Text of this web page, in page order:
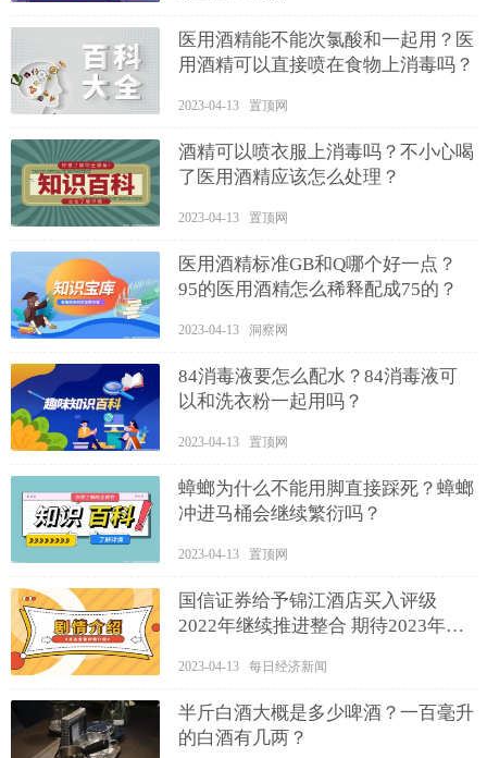
医用酒精能不能次氯酸和一起用？医
用酒精可以直接喷在食物上消毒吗？
2023-04-13 置顶网
酒精可以喷衣服上消毒吗？不小心喝
了医用酒精应该怎么处理？
2023-04-13 置顶网
医用酒精标准GB和Q哪个好一点？
95的医用酒精怎么稀释配成75的？
2023-04-13 洞察网
84消毒液要怎么配水？84消毒液可
以和洗衣粉一起用吗？
2023-04-13 置顶网
蟑螂为什么不能用脚直接踩死？蟑螂
冲进马桶会继续繁衍吗？
2023-04-13 置顶网
国信证券给予锦江酒店买入评级
2022年继续推进整合 期待2023年全
2023-04-13 每日经济新闻
半斤白酒大概是多少啤酒？一百毫升
的白酒有几两？